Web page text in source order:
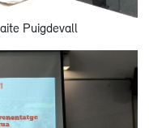
Puigdevall